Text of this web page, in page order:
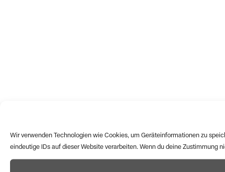
Wir verwenden Technologien wie Cookies, um Geräteinformationen zu
eindeutige IDs auf dieser Website verarbeiten. Wenn du deine